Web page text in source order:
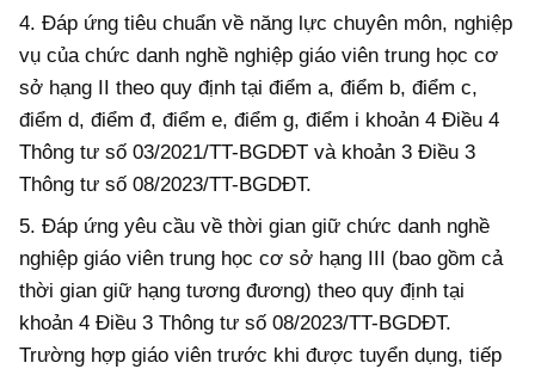
4. Đáp ứng tiêu chuẩn về năng lực chuyên môn, nghiệp
vụ của chức danh nghề nghiệp giáo viên trung học cơ
sở hạng II theo quy định tại điểm a, điểm b, điểm c,
điểm d, điểm đ, điểm e, điểm g, điểm i khoản 4 Điều 4
Thông tư số 03/2021/TT-BGDĐT và khoản 3 Điều 3
Thông tư số 08/2023/TT-BGDĐT.
5. Đáp ứng yêu cầu về thời gian giữ chức danh nghề
nghiệp giáo viên trung học cơ sở hạng III (bao gồm cả
thời gian giữ hạng tương đương) theo quy định tại
khoản 4 Điều 3 Thông tư số 08/2023/TT-BGDĐT.
Trường hợp giáo viên trước khi được tuyển dụng, tiếp